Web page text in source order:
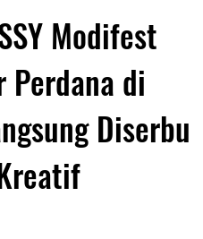
Modifest
di
Diserbu